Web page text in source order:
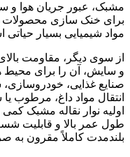
مشبک، عبور جریان هوا و
برای خنک سازی محصولات
مواد شیمیایی بسیار
از سوی دیگر، مقاومت
و سایش، آن را برای
صنایع غذایی،
انتقال مواد داغ، مرطوب
اولیه نوار نقاله مشبک
طول عمر بالا و قابلیت
بلندمدت کاملاً مقرون به